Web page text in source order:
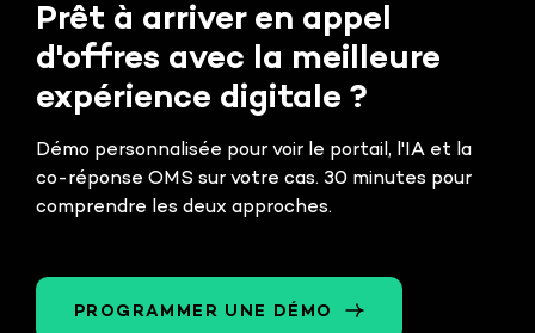
Prêt à arriver en appel
d'offres avec la meilleure
expérience digitale ?
Démo personnalisée pour voir le portail, l'IA et la
co-réponse OMS sur votre cas. 30 minutes pour
comprendre les deux approches.
PROGRAMMER UNE DÉMO